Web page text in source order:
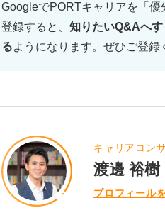
GoogleでPORTキャリアを「優
登録すると、 知りたいQ&Aへ
るようになります。ぜひご登録
キャリアコン
渡邊 裕樹
プロフィール